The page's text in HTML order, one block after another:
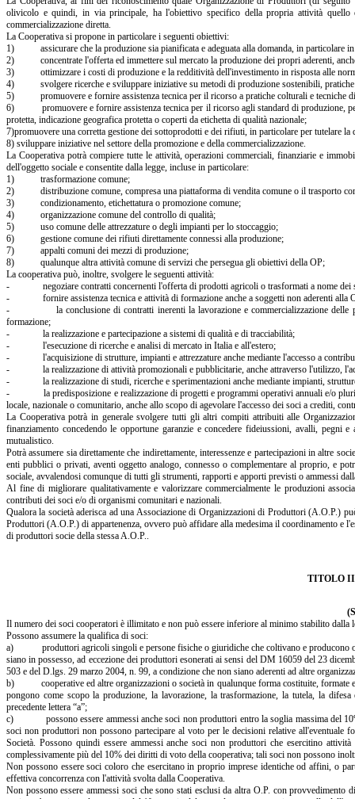
olivicolo e quindi, in via principale, ha l'obiettivo specifico della propria attività quello
commercializzazione diretta.
La Cooperativa si propone in particolare i seguenti obiettivi:
1) assicurare che la produzione sia pianificata e adeguata alla domanda, in particolare in
2) concentrate l'offerta ed immettere sul mercato la produzione dei propri aderenti,
3) ottimizzare i costi di produzione e la redditività dell'investimento in risposta alle
4) svolgere ricerche e sviluppare iniziative su metodi di produzione sostenibili, pratiche
5) promuovere e fornire assistenza tecnica per il ricorso a pratiche colturali e tecniche di
6) promuovere e fornire assistenza tecnica per il ricorso agli standard di
protetta, indicazione geografica protetta o coperti da etichetta di qualità nazionale;
7)promuovere una corretta gestione dei sottoprodotti e dei rifiuti, in particolare per tutelare
8) sviluppare iniziative nel settore della promozione e della commercializzazione.
La Cooperativa potrà compiere tutte le attività, operazioni commerciali, finanziarie e
dell'oggetto sociale e consentite dalla legge, incluse in particolare:
1) trasformazione comune;
2) distribuzione comune, compresa una piattaforma di vendita comune o il trasporto
3) condizionamento, etichettatura o promozione comune;
4) organizzazione comune del controllo di qualità;
5) uso comune delle attrezzature o degli impianti per lo stoccaggio;
6) gestione comune dei rifiuti direttamente connessi alla produzione;
7) appalti comuni dei mezzi di produzione;
8) qualunque altra attività comune di servizi che persegua gli obiettivi della OP;
La cooperativa può, inoltre, svolgere le seguenti attività:
- negoziare contratti concernenti l'offerta di prodotti agricoli o trasformati a nome dei
- fornire assistenza tecnica e attività di formazione anche a soggetti non aderenti alla
- la conclusione di contratti inerenti la lavorazione e commercializzazione delle
formazione;
- la realizzazione e partecipazione a sistemi di qualità e di tracciabilità;
- l'esecuzione di ricerche e analisi di mercato in Italia e all'estero;
- l'acquisizione di strutture, impianti e attrezzature anche mediante l'accesso a
- la realizzazione di attività promozionali e pubblicitarie, anche attraverso l'utilizzo,
- la realizzazione di studi, ricerche e sperimentazioni anche mediante impianti,
- la predisposizione e realizzazione di progetti e programmi operativi annuali e/o
locale, nazionale o comunitario, anche allo scopo di agevolare l'accesso dei soci a crediti,
La Cooperativa potrà in generale svolgere tutti gli altri compiti attribuiti alle
finanziamento concedendo le opportune garanzie e concedere fideiussioni, avalli, pegni
mutualistico.
Potrà assumere sia direttamente che indirettamente, interessenze e partecipazioni in altre
enti pubblici o privati, aventi oggetto analogo, connesso o complementare al proprio, e
sociale, avvalendosi comunque di tutti gli strumenti, rapporti e apporti previsti o ammessi
Al fine di migliorare qualitativamente e valorizzare commercialmente le produzioni
contributi dei soci e/o di organismi comunitari e nazionali.
Qualora la società aderisca ad una Associazione di Organizzazioni di Produttori (A.O.P.)
Produttori (A.O.P.) di appartenenza, ovvero può affidare alla medesima il coordinamento e
di produttori socie della stessa A.O.P..
TITOLO
Il numero dei soci cooperatori è illimitato e non può essere inferiore al minimo stabilito dalla
Possono assumere la qualifica di soci:
a) produttori agricoli singoli e persone fisiche o giuridiche che coltivano e producono
siano in possesso, ad eccezione dei produttori esonerati ai sensi del DM 16059 del 23
503 e del D.lgs. 29 marzo 2004, n. 99, a condizione che non siano aderenti ad altre
b) cooperative ed altre organizzazioni o società in qualunque forma costituite, formate
pongono come scopo la produzione, la lavorazione, la trasformazione, la tutela, la
precedente lettera “a”;
c) possono essere ammessi anche soci non produttori entro la soglia massima del
soci non produttori non possono partecipare al voto per le decisioni relative all'eventuale
Società. Possono quindi essere ammessi anche soci non produttori che esercitino
complessivamente più del 10% dei diritti di voto della cooperativa; tali soci non possono
Non possono essere soci coloro che esercitano in proprio imprese identiche od affini, o
effettiva concorrenza con l'attività svolta dalla Cooperativa.
Non possono essere ammessi soci che sono stati esclusi da altra O.P. con